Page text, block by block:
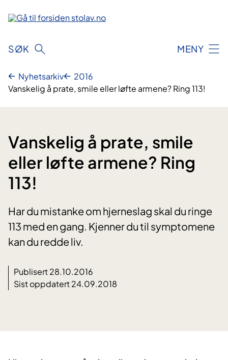
innhold
SØK MENY
Nyhetsarkiv
2016
Vanskelig å prate, smile eller løfte armene? Ring 113!
Vanskelig å prate, smile
eller løfte armene? Ring
113!
Har du mistanke om hjerneslag skal du ringe
113 med en gang. Kjenner du til symptomene
kan du redde liv.
Publisert 28.10.2016
Sist oppdatert 24.09.2018